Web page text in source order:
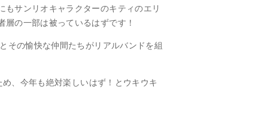
サンリオキャラクターのキティのエリ
の一部は被っているはずです！
その愉快な仲間たちがリアルバンドを組
、今年も絶対楽しいはず！とウキウキ